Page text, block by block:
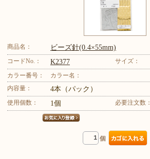
商品名： ビーズ針(0.4×55mm)
コードNo.： K2377 サイズ：
カラー番号：
カラー名：
内容量：
4本（パック）
使用個数： 1個 必要注文数：
個